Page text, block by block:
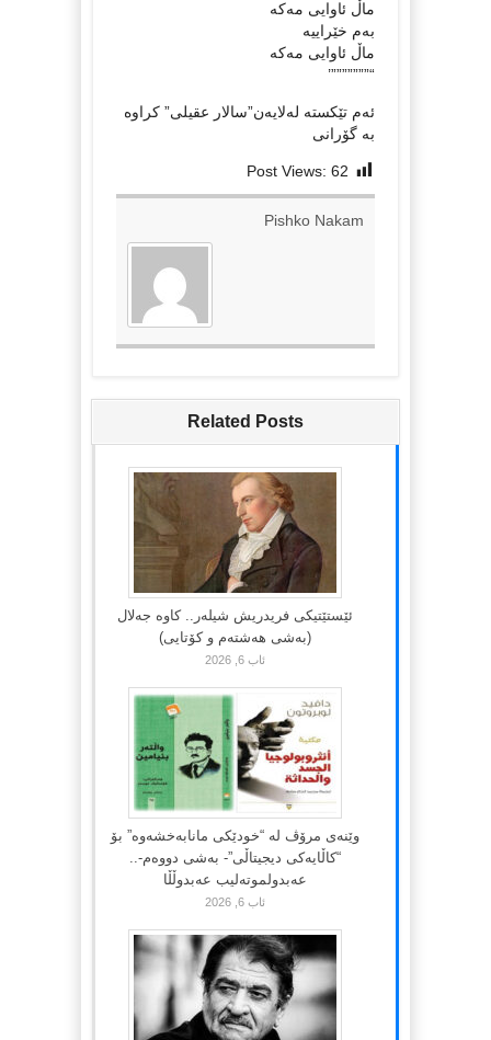
ماڵ ئاوایی مەکە
بەم خێراییە
ماڵ ئاوایی مەکە
“”””””””’
ئەم تێکستە لەلایەن”سالار عقیلی” کراوە
بە گۆرانی
Post Views: 62
Pishko Nakam
Related Posts
ئێستێتیکی فریدریش شیلەر.. کاوە جەلال
(بەشی هەشتەم و کۆتایی)
ئاب 6, 2026
وێنەی مرۆڤ لە “خودێکی مانابەخشەوە” بۆ
“کاڵایەکی دیجیتاڵی”- بەشی دووەم-..
عەبدولموتەلیب عەبدوڵڵا
ئاب 6, 2026